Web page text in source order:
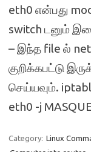
eth0 என்பது
switch டனும்
– இந்த file ல்
குறிக்கபட்டு
செய்யவும்.
eth0 -j
Category: Linux